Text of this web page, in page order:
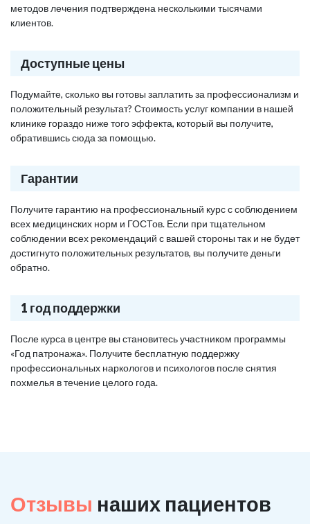
методов лечения подтверждена несколькими тысячами
клиентов.
Доступные цены
Подумайте, сколько вы готовы заплатить за профессионализм и
положительный результат? Стоимость услуг компании в нашей
клинике гораздо ниже того эффекта, который вы получите,
обратившись сюда за помощью.
Гарантии
Получите гарантию на профессиональный курс с соблюдением
всех медицинских норм и ГОСТов. Если при тщательном
соблюдении всех рекомендаций с вашей стороны так и не будет
достигнуто положительных результатов, вы получите деньги
обратно.
1 год поддержки
После курса в центре вы становитесь участником программы
«Год патронажа». Получите бесплатную поддержку
профессиональных наркологов и психологов после снятия
похмелья в течение целого года.
Отзывы наших пациентов